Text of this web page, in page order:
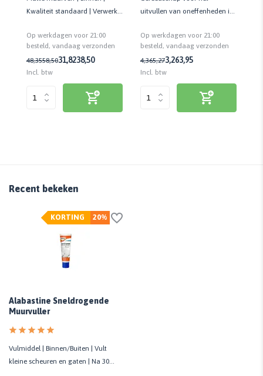
Kwaliteit standaard | Verwerkt
Op werkdagen voor 21:00
besteld, vandaag verzonden
48,3558,5031,8238,50
Incl. btw
uitvullen van oneffenheden in
Op werkdagen voor 21:00
besteld, vandaag verzonden
4,365,273,263,95
Incl. btw
Recent bekeken
20%
KORTING
Alabastine Sneldrogende
Muurvuller
Vulmiddel | Binnen/Buiten | Vult
kleine scheuren en gaten | Na 30